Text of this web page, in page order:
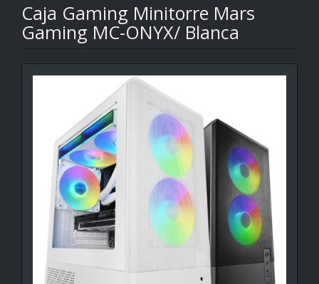
Caja Gaming Minitorre Mars
Gaming MC-ONYX/ Blanca